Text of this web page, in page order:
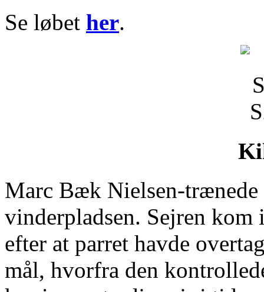
Se løbet her.
Marc Bæk Nielsen-trænede
vinderpladsen. Sejren kom
efter at parret havde
mål, hvorfra den